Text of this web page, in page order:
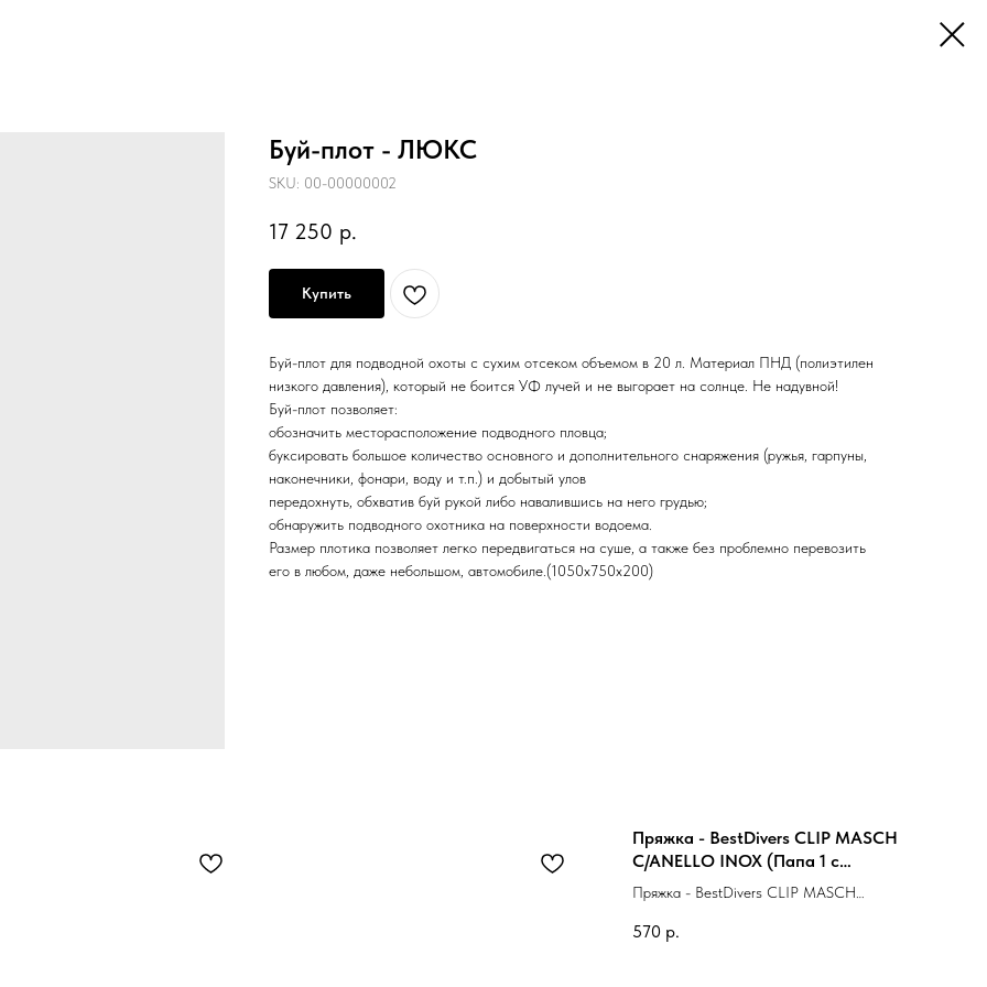
Буй-плот - ЛЮКС
SKU: 00-00000002
17 250 р.
Купить
Буй-плот для подводной охоты с сухим отсеком объемом в 20 л. Материал ПНД (полиэтилен
низкого давления), который не боится УФ лучей и не выгорает на солнце. Не надувной!
Буй-плот позволяет:
обозначить месторасположение подводного пловца;
буксировать большое количество основного и дополнительного снаряжения (ружья, гарпуны,
наконечники, фонари, воду и т.п.) и добытый улов
передохнуть, обхватив буй рукой либо навалившись на него грудью;
обнаружить подводного охотника на поверхности водоема.
Размер плотика позволяет легко передвигаться на суше, а также без проблемно перевозить
его в любом, даже небольшом, автомобиле.(1050х750х200)
Пряжка - BestDivers CLIP MASCH
C/ANELLO INOX (Папа 1 с
мет.кольцом)
Пряжка - BestDivers CLIP MASCH
570 р.